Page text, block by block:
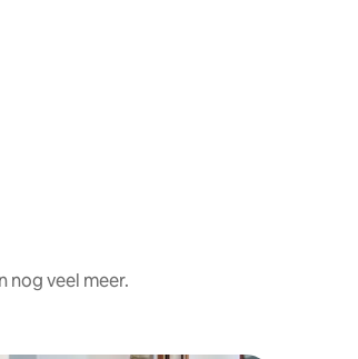
nog veel meer.